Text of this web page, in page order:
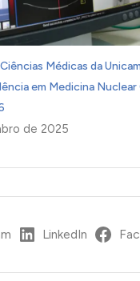
Médicas da
em Medicina
de 2025
LinkedIn